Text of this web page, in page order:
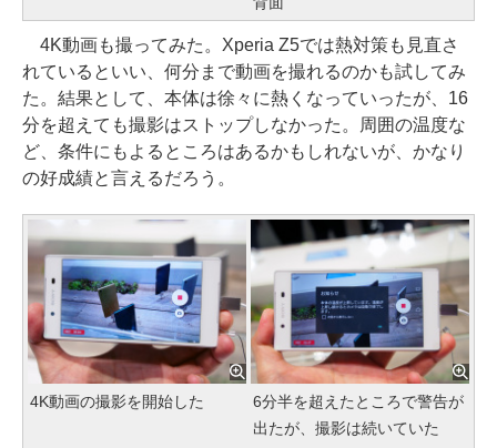
4K動画も撮ってみた。Xperia Z5では熱対策も見直さ
れているといい、何分まで動画を撮れるのかも試してみ
た。結果として、本体は徐々に熱くなっていったが、16
分を超えても撮影はストップしなかった。周囲の温度な
ど、条件にもよるところはあるかもしれないが、かなり
の好成績と言えるだろう。
4K動画の撮影を開始した
6分半を超えたところで警告が
出たが、撮影は続いていた